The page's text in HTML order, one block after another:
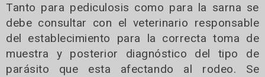
Tanto para pediculosis como para la sarna se
debe consultar con el veterinario responsable
del establecimiento para la correcta toma de
muestra y posterior diagnóstico del tipo de
parásito que esta afectando al rodeo. Se